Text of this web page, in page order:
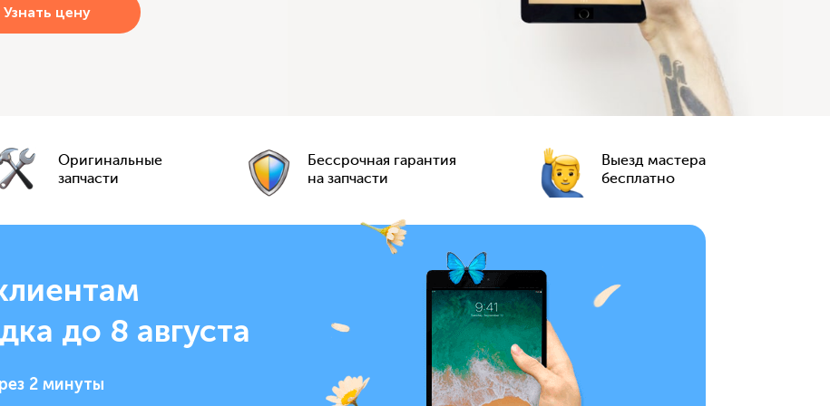
Оригинальные
запчасти
Бессрочная гарантия
на запчасти
Выезд мастера
бесплатно
до 8 августа
2 минуты